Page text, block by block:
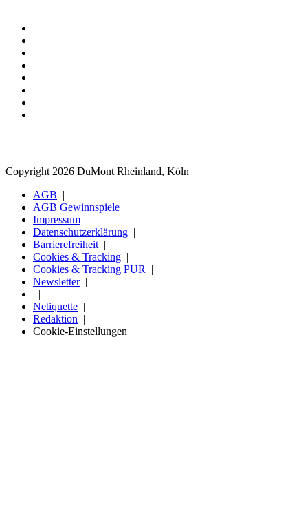
Copyright 2026 DuMont Rheinland, Köln
AGB
AGB Gewinnspiele
Impressum
Datenschutzerklärung
Barrierefreiheit
Cookies & Tracking
Cookies & Tracking PUR
Newsletter
Netiquette
Redaktion
Cookie-Einstellungen